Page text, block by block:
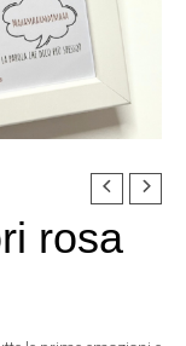
rosa